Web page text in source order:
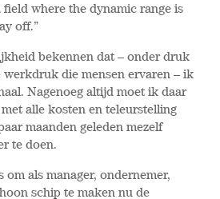
field where the dynamic range is
off.”
bekennen dat – onder druk
werkdruk die mensen ervaren – ik
Nagenoeg altijd moet ik daar
alle kosten en teleurstelling
maanden geleden mezelf
te doen.
als manager, ondernemer,
schip te maken nu de